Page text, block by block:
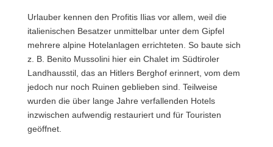
Urlauber kennen den Profitis Ilias vor allem, weil die
italienischen Besatzer unmittelbar unter dem Gipfel
mehrere alpine Hotelanlagen errichteten. So baute sich
z. B. Benito Mussolini hier ein Chalet im Südtiroler
Landhausstil, das an Hitlers Berghof erinnert, vom dem
jedoch nur noch Ruinen geblieben sind. Teilweise
wurden die über lange Jahre verfallenden Hotels
inzwischen aufwendig restauriert und für Touristen
geöffnet.